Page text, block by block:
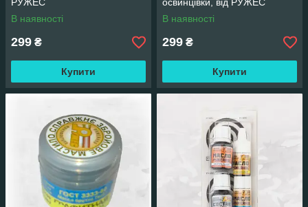
В наявності
299 ₴
Купити
В наявності
299 ₴
Купити